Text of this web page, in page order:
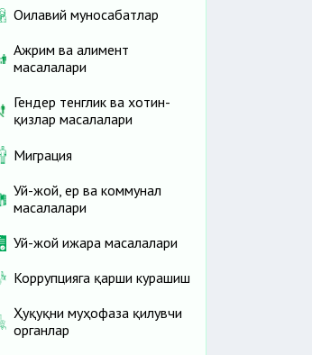
Оилавий муносабатлар
Ажрим ва алимент
масалалари
Гендер тенглик ва хотин-
қизлар масалалари
Миграция
Уй-жой, ер ва коммунал
масалалари
Уй-жой ижара масалалари
Коррупцияга қарши курашиш
Ҳуқуқни муҳофаза қилувчи
органлар